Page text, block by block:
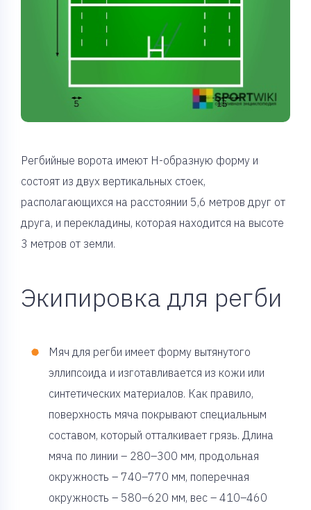
Регбийные ворота имеют Н-образную форму и
состоят из двух вертикальных стоек,
располагающихся на расстоянии 5,6 метров друг от
друга, и перекладины, которая находится на высоте
3 метров от земли.
Экипировка для регби
Мяч для регби имеет форму вытянутого
эллипсоида и изготавливается из кожи или
синтетических материалов. Как правило,
поверхность мяча покрывают специальным
составом, который отталкивает грязь. Длина
мяча по линии – 280–300 мм, продольная
окружность – 740–770 мм, поперечная
окружность – 580–620 мм, вес – 410–460